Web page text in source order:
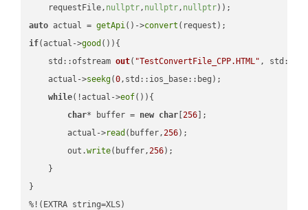
    requestFile,
nullptr, nullptr, nullptr))
auto actual = getApi()->convert
if(actual->good ()){
std::ofstream out( "TestConvertFile_CPP.HTML" ,
    actual->
seekg(0,std::ios_base::beg);
while(!actual->eof()){
char* buffer = new char [256 ];
        actual->
read (buffer,256);
        out.
write(buffer,256);
    }
}
%!(EXTRA string=XLS)